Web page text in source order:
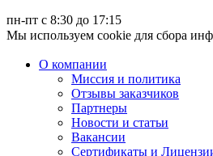
пн-пт с 8:30 до 17:15
Мы используем cookie для сбора
О компании
Миссия и политика
Отзывы заказчиков
Партнеры
Новости и статьи
Вакансии
Сертификаты и